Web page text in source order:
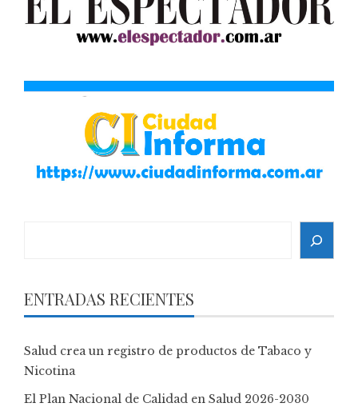
ENTRADAS RECIENTES
Salud crea un registro de productos de Tabaco y
Nicotina
El Plan Nacional de Calidad en Salud 2026-2030